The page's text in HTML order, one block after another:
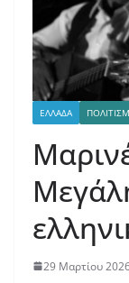
ΕΛΛΑΔΑ
29 Μαρτίου